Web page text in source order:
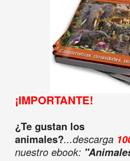
¡IMPORTANTE!
¿Te gustan los
animales?...descarga
nuestro ebook: